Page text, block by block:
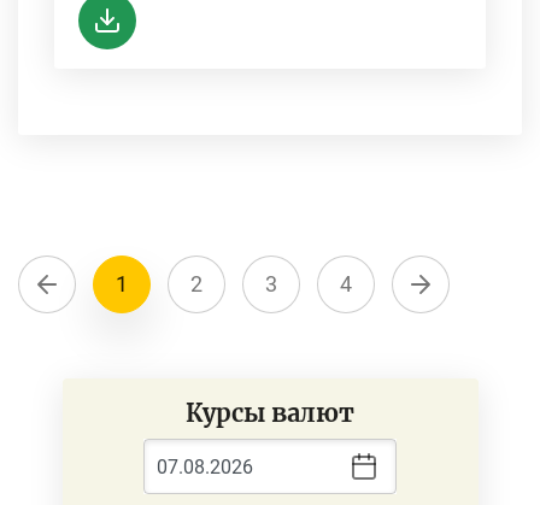
1 2 3 4
Курсы валют